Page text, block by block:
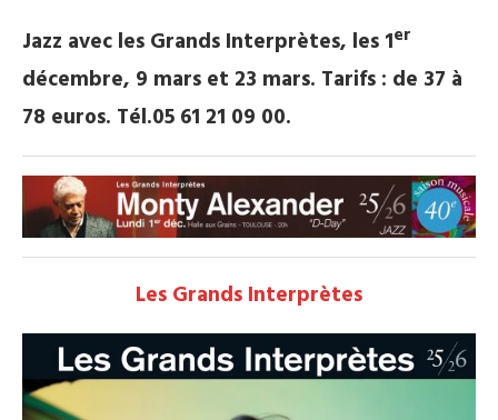
Jazz avec les Grands Interprètes, les 1er
décembre, 9 mars et 23 mars. Tarifs : de 37 à
78 euros. Tél.05 61 21 09 00.
Les Grands Interprètes